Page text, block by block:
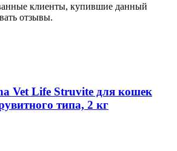
клиенты, купившие данный
отзывы.
Vet Life Struvite для кошек
типа, 2 кг